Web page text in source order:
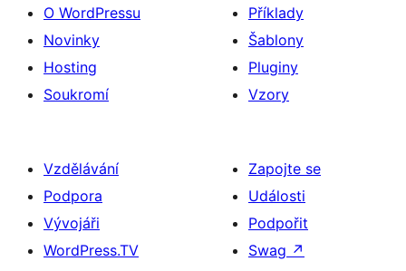
O WordPressu
Novinky
Hosting
Soukromí
Příklady
Šablony
Pluginy
Vzory
Vzdělávání
Podpora
Vývojáři
WordPress.TV
Zapojte se
Události
Podpořit
Swag ↗